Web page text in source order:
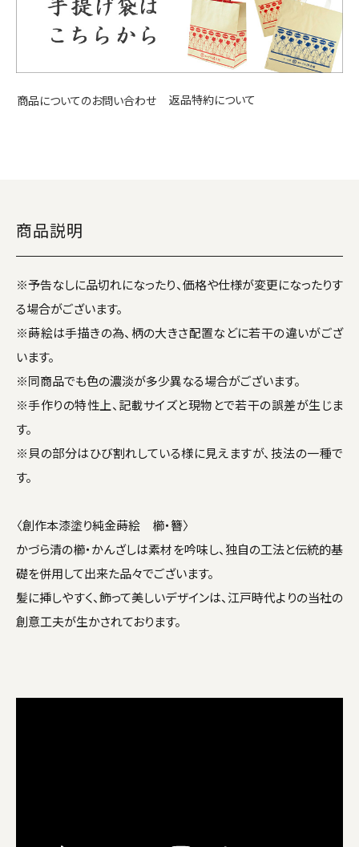
商品についてのお問い合わせ 返品特約について
商品説明
※予告なしに品切れになったり、価格や仕様が変更になったりす
る場合がございます。
※蒔絵は手描きの為、柄の大きさ配置などに若干の違いがござ
います。
※同商品でも色の濃淡が多少異なる場合がございます。
※手作りの特性上、記載サイズと現物とで若干の誤差が生じま
す。
※貝の部分はひび割れしている様に見えますが、技法の一種で
す。
〈創作本漆塗り純金蒔絵 櫛・簪〉
かづら清の櫛・かんざしは素材を吟味し、独自の工法と伝統的基
礎を併用して出来た品々でございます。
髪に挿しやすく、飾って美しいデザインは、江戸時代よりの当社の
創意工夫が生かされております。